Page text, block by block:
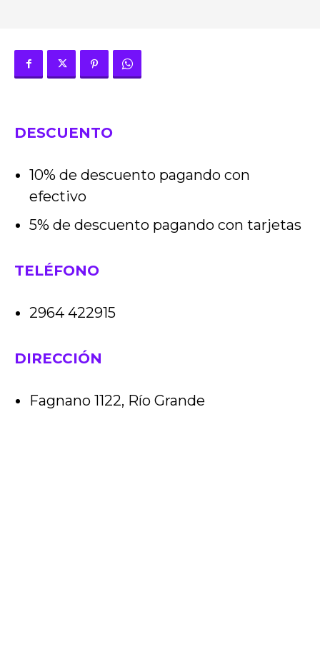
DESCUENTO
10% de descuento pagando con
efectivo
5% de descuento pagando con tarjetas
TELÉFONO
2964 422915
DIRECCIÓN
Fagnano 1122, Río Grande